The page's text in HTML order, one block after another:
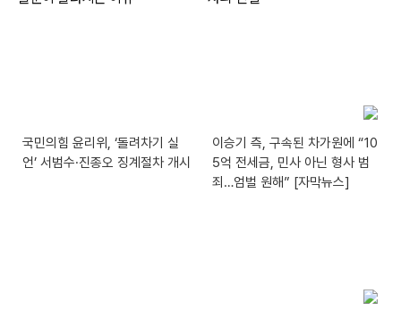
국민의힘 윤리위, ‘돌려차기 실
언’ 서범수·진종오 징계절차 개시
이승기 측, 구속된 차가원에 “10
5억 전세금, 민사 아닌 형사 범
죄…엄벌 원해” [자막뉴스]